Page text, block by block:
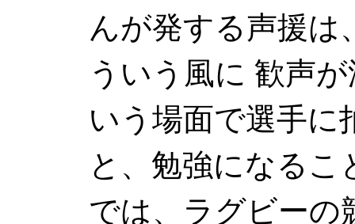
んが発する声援は
ういう風に 歓声
いう場面で選手に
と、勉強になる
では、ラグビーの